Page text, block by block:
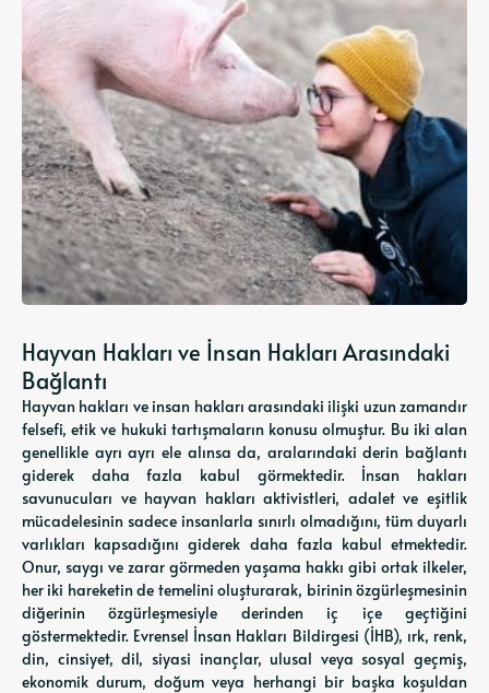
Hayvan Hakları ve İnsan Hakları Arasındaki
Bağlantı
Hayvan hakları ve insan hakları arasındaki ilişki uzun zamandır
felsefi, etik ve hukuki tartışmaların konusu olmuştur. Bu iki alan
genellikle ayrı ayrı ele alınsa da, aralarındaki derin bağlantı
giderek daha fazla kabul görmektedir. İnsan hakları
savunucuları ve hayvan hakları aktivistleri, adalet ve eşitlik
mücadelesinin sadece insanlarla sınırlı olmadığını, tüm duyarlı
varlıkları kapsadığını giderek daha fazla kabul etmektedir.
Onur, saygı ve zarar görmeden yaşama hakkı gibi ortak ilkeler,
her iki hareketin de temelini oluşturarak, birinin özgürleşmesinin
diğerinin özgürleşmesiyle derinden iç içe geçtiğini
göstermektedir. Evrensel İnsan Hakları Bildirgesi (İHB), ırk, renk,
din, cinsiyet, dil, siyasi inançlar, ulusal veya sosyal geçmiş,
ekonomik durum, doğum veya herhangi bir başka koşuldan